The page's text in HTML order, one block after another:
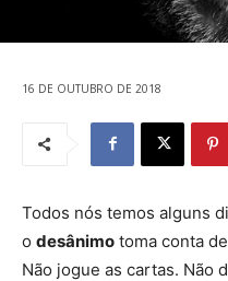
16 DE OUTUBRO DE 2018
Todos nós temos alguns
o desânimo toma conta
Não jogue as cartas. Não